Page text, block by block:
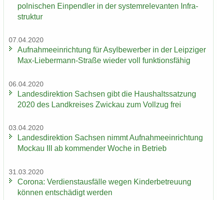
pol­ni­schen Ein­pend­ler in der sys­tem­re­le­van­ten In­fra­
struk­tur
07.04.2020
Auf­nah­me­ein­rich­tung für Asyl­be­wer­ber in der Leip­zi­ger
Max-​Liebermann-Straße wie­der voll funk­ti­ons­fä­hig
06.04.2020
Lan­des­di­rek­ti­on Sach­sen gibt die Haus­halts­sat­zung
2020 des Land­krei­ses Zwi­ckau zum Voll­zug frei
03.04.2020
Lan­des­di­rek­ti­on Sach­sen nimmt Auf­nah­me­ein­rich­tung
Mo­ckau III ab kom­men­der Woche in Be­trieb
31.03.2020
Co­ro­na: Ver­dienst­aus­fäl­le wegen Kin­der­be­treu­ung
kön­nen ent­schä­digt wer­den